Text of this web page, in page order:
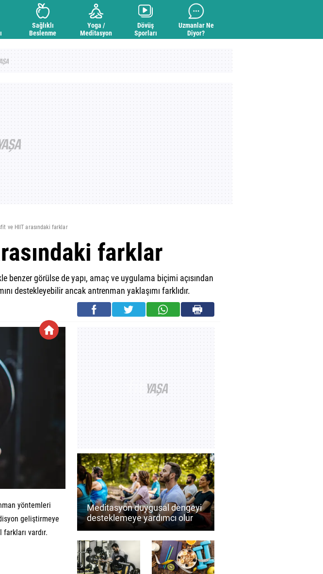
Sağlıklı
Beslenme
Yoga /
Meditasyon
Dövüş
Sporları
Uzmanlar Ne
Diyor?
ve HIIT arasındaki farklar
farklar
görülse de yapı, amaç ve uygulama biçimi açısından
destekleyebilir ancak antrenman yaklaşımı farklıdır.
yöntemleri
geliştirmeye
vardır.
Meditasyon duygusal dengeyi
desteklemeye yardımcı olur
mu? Düzenli meditasyonun
zihinsel iyi oluşa katkıları